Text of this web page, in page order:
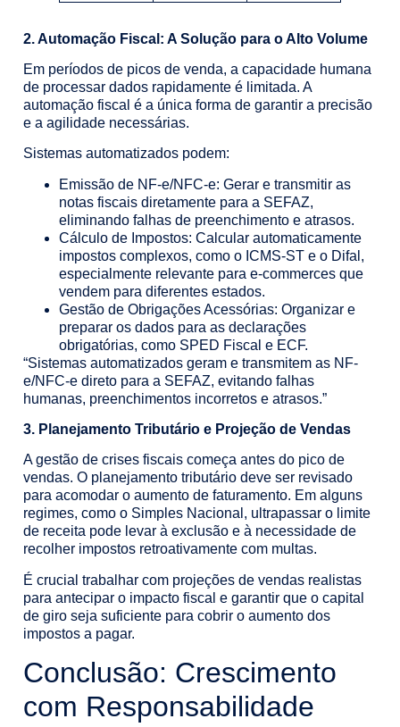
2. Automação Fiscal: A Solução para o Alto Volume
Em períodos de picos de venda, a capacidade humana
de processar dados rapidamente é limitada. A
automação fiscal é a única forma de garantir a precisão
e a agilidade necessárias.
Sistemas automatizados podem:
Emissão de NF-e/NFC-e: Gerar e transmitir as
notas fiscais diretamente para a SEFAZ,
eliminando falhas de preenchimento e atrasos.
Cálculo de Impostos: Calcular automaticamente
impostos complexos, como o ICMS-ST e o Difal,
especialmente relevante para e-commerces que
vendem para diferentes estados.
Gestão de Obrigações Acessórias: Organizar e
preparar os dados para as declarações
obrigatórias, como SPED Fiscal e ECF.
“Sistemas automatizados geram e transmitem as NF-
e/NFC-e direto para a SEFAZ, evitando falhas
humanas, preenchimentos incorretos e atrasos.”
3. Planejamento Tributário e Projeção de Vendas
A gestão de crises fiscais começa antes do pico de
vendas. O planejamento tributário deve ser revisado
para acomodar o aumento de faturamento. Em alguns
regimes, como o Simples Nacional, ultrapassar o limite
de receita pode levar à exclusão e à necessidade de
recolher impostos retroativamente com multas.
É crucial trabalhar com projeções de vendas realistas
para antecipar o impacto fiscal e garantir que o capital
de giro seja suficiente para cobrir o aumento dos
impostos a pagar.
Conclusão: Crescimento
com Responsabilidade